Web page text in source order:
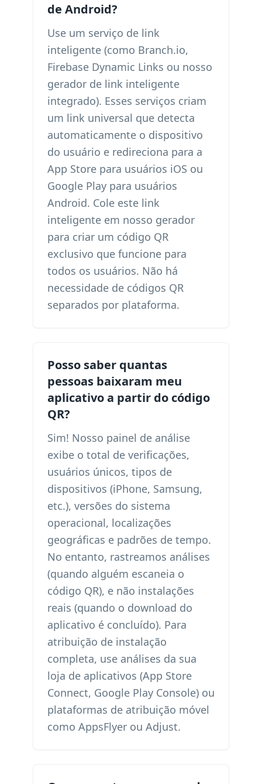
de Android?
Use um serviço de link
inteligente (como Branch.io,
Firebase Dynamic Links ou nosso
gerador de link inteligente
integrado). Esses serviços criam
um link universal que detecta
automaticamente o dispositivo
do usuário e redireciona para a
App Store para usuários iOS ou
Google Play para usuários
Android. Cole este link
inteligente em nosso gerador
para criar um código QR
exclusivo que funcione para
todos os usuários. Não há
necessidade de códigos QR
separados por plataforma.
Posso saber quantas
pessoas baixaram meu
aplicativo a partir do código
QR?
Sim! Nosso painel de análise
exibe o total de verificações,
usuários únicos, tipos de
dispositivos (iPhone, Samsung,
etc.), versões do sistema
operacional, localizações
geográficas e padrões de tempo.
No entanto, rastreamos análises
(quando alguém escaneia o
código QR), e não instalações
reais (quando o download do
aplicativo é concluído). Para
atribuição de instalação
completa, use análises da sua
loja de aplicativos (App Store
Connect, Google Play Console) ou
plataformas de atribuição móvel
como AppsFlyer ou Adjust.